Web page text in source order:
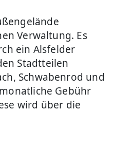
Verwaltung. Es
ein Alsfelder
Stadtteilen
Schwabenrod und
Gebühr
wird über die